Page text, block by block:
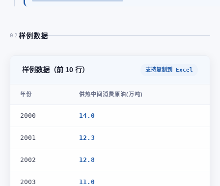
02 样例数据
样例数据（前 10 行） 支持复制到 Excel
年份 供热中间消费原油(万吨)
2000 14.0
2001 12.3
2002 12.8
2003 11.0